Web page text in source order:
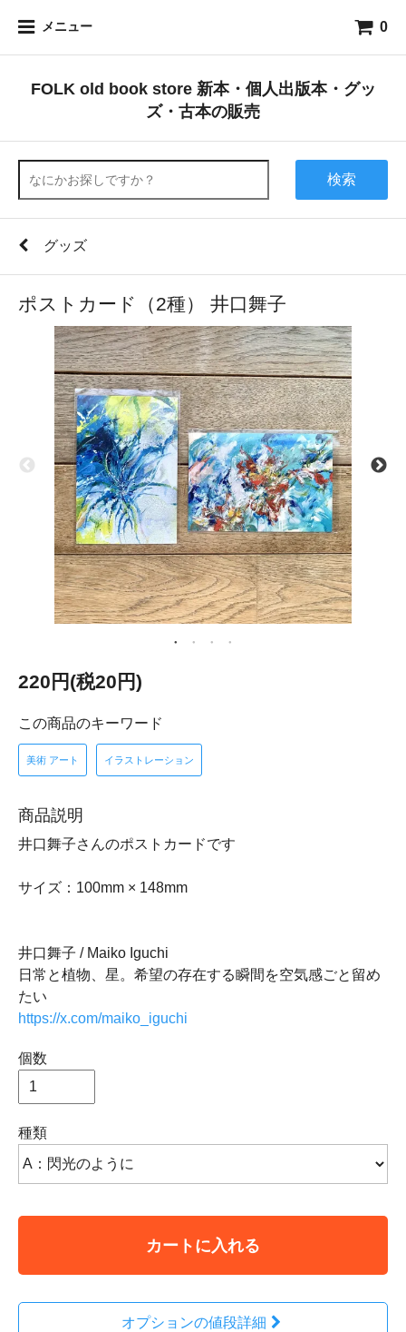
メニュー 0
FOLK old book store 新本・個人出版本・グッ
ズ・古本の販売
検索
グッズ
ポストカード（2種） 井口舞子
220円(税20円)
この商品のキーワード
美術 アート イラストレーション
商品説明
井口舞子さんのポストカードです
サイズ：100mm × 148mm
井口舞子 / Maiko Iguchi
日常と植物、星。希望の存在する瞬間を空気感ごと留め
たい
https://x.com/maiko_iguchi
個数
種類
カートに入れる
オプションの値段詳細